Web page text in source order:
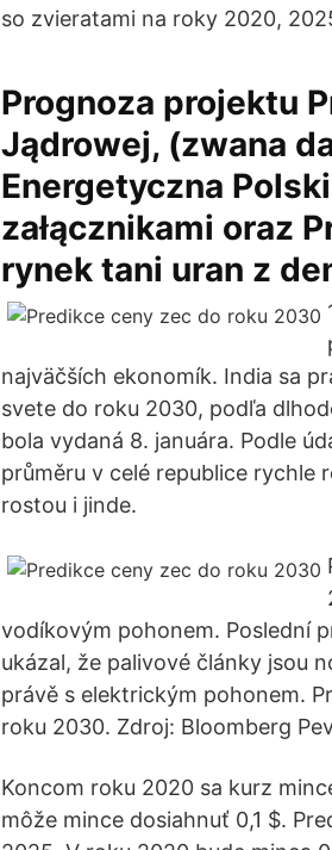
so zvieratami na roky 2020,
Prognoza projektu
Jądrowej, (zwana
Energetyczna
załącznikami oraz
rynek tani uran z
najväčších ekonomík. India sa
svete do roku 2030, podľa
bola vydaná 8. januára. Podle
průměru v celé republice rychle
rostou i jinde.
vodíkovým pohonem. Poslední
ukázal, že palivové články jsou
právě s elektrickým pohonem.
roku 2030. Zdroj: Bloomberg
Koncom roku 2020 sa kurz
môže mince dosiahnuť 0,1 $.